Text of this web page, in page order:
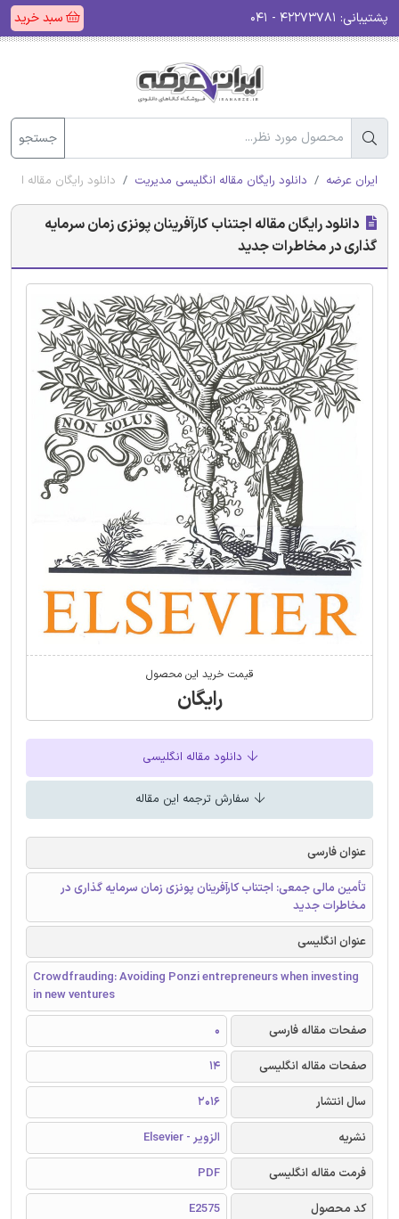
پشتیبانی: سبد خرید
جستجو
ایران عرضه دانلود رایگان مقاله انگلیسی مدیریت دانلود رایگان مقاله
دانلود رایگان مقاله اجتناب کارآفرینان پونزی زمان سرمایه
گذاری در مخاطرات جدید
قیمت خرید این محصول
رایگان
دانلود مقاله انگلیسی
سفارش ترجمه این مقاله
عنوان فارسی
تأمین مالی جمعی: اجتناب کارآفرینان پونزی زمان سرمایه گذاری در
مخاطرات جدید
عنوان انگلیسی
Crowdfrauding: Avoiding Ponzi entrepreneurs when investing
in new ventures
صفحات مقاله فارسی
0
صفحات مقاله انگلیسی
14
سال انتشار
2016
نشریه
الزویر - Elsevier
فرمت مقاله انگلیسی
PDF
کد محصول
E2575